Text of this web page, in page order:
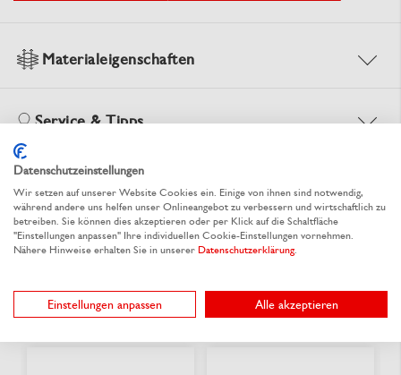
Materialeigenschaften
Service & Tipps
Alternative Produkte
Datenschutzeinstellungen
Wir setzen auf unserer Website Cookies ein. Einige von ihnen sind notwendig,
während andere uns helfen unser Onlineangebot zu verbessern und wirtschaftlich zu
betreiben. Sie können dies akzeptieren oder per Klick auf die Schaltfläche
"Einstellungen anpassen" Ihre individuellen Cookie-Einstellungen vornehmen.
Nähere Hinweise erhalten Sie in unserer Datenschutzerklärung.
Einstellungen anpassen Alle akzeptieren